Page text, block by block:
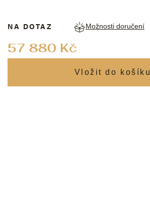
57 880 Kč
NA DOTAZ Možnosti doručení